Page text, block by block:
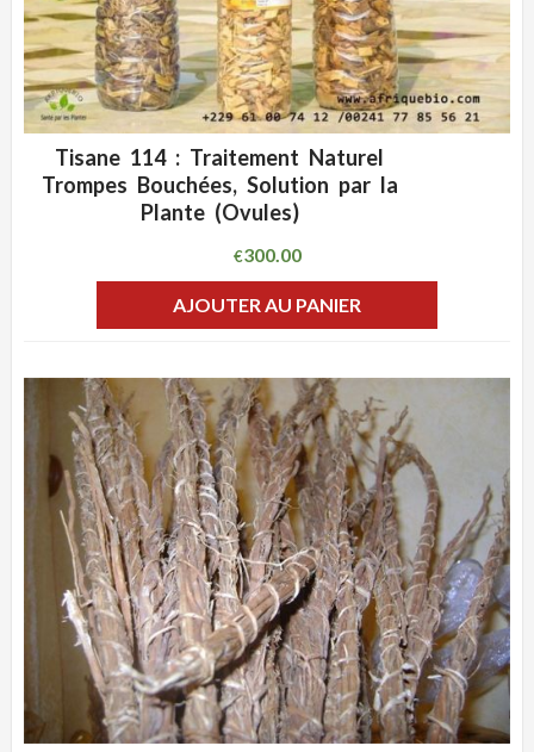
ADD WISHLIST
Tisane 114 : Traitement Naturel
Trompes Bouchées, Solution par la
Plante (Ovules)
€300.00
AJOUTER AU PANIER